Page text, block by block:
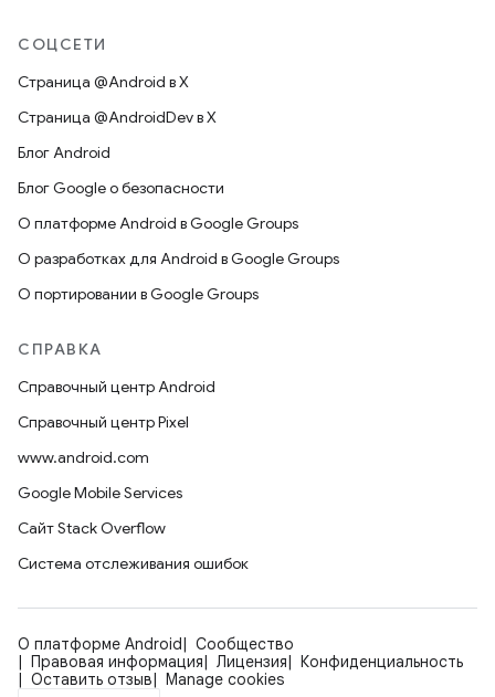
СОЦСЕТИ
Страница @Android в X
Страница @AndroidDev в X
Блог Android
Блог Google о безопасности
О платформе Android в Google Groups
О разработках для Android в Google Groups
О портировании в Google Groups
СПРАВКА
Справочный центр Android
Справочный центр Pixel
www.android.com
Google Mobile Services
Сайт Stack Overflow
Система отслеживания ошибок
О платформе Android
Сообщество
Правовая информация
Лицензия
Конфиденциальность
Оставить отзыв
Manage cookies